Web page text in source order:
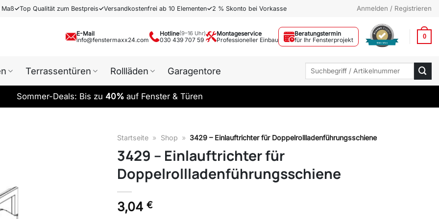
Maß✓Top Qualität zum Bestpreis✓Versandkostenfrei ab 10 Elementen✓2 % Skonto bei Vorkasse Anmelden / Registrieren
E-Mail
info@fenstermaxx24.com
Hotline(9–16 Uhr)
030 439 707 59
Montageservice
Professioneller Einbau
Beratungstermin
für Ihr Fensterprojekt
Mehr Infos
0
Terrassentüren Rollläden Garagentore
Suchen
Sommer-Deals: Bis zu 40% auf Fenster & Türen
Startseite » Shop » 3429 – Einlauftrichter für Doppelrollladenführungsschiene
3429 – Einlauftrichter für
Doppelrollladenführungsschiene
3,04 €